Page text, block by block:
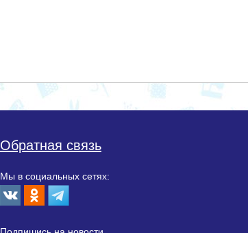
Обратная связь
Мы в социальных сетях: